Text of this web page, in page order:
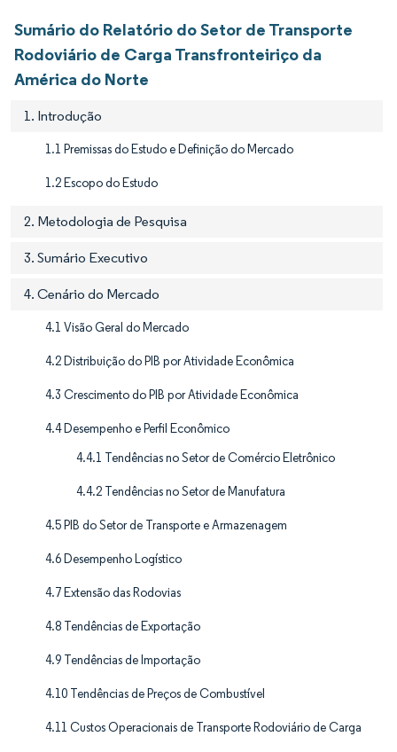
Sumário do Relatório do Setor de Transporte
Rodoviário de Carga Transfronteiriço da
América do Norte
1. Introdução
1.1 Premissas do Estudo e Definição do Mercado
1.2 Escopo do Estudo
2. Metodologia de Pesquisa
3. Sumário Executivo
4. Cenário do Mercado
4.1 Visão Geral do Mercado
4.2 Distribuição do PIB por Atividade Econômica
4.3 Crescimento do PIB por Atividade Econômica
4.4 Desempenho e Perfil Econômico
4.4.1 Tendências no Setor de Comércio Eletrônico
4.4.2 Tendências no Setor de Manufatura
4.5 PIB do Setor de Transporte e Armazenagem
4.6 Desempenho Logístico
4.7 Extensão das Rodovias
4.8 Tendências de Exportação
4.9 Tendências de Importação
4.10 Tendências de Preços de Combustível
4.11 Custos Operacionais de Transporte Rodoviário de Carga